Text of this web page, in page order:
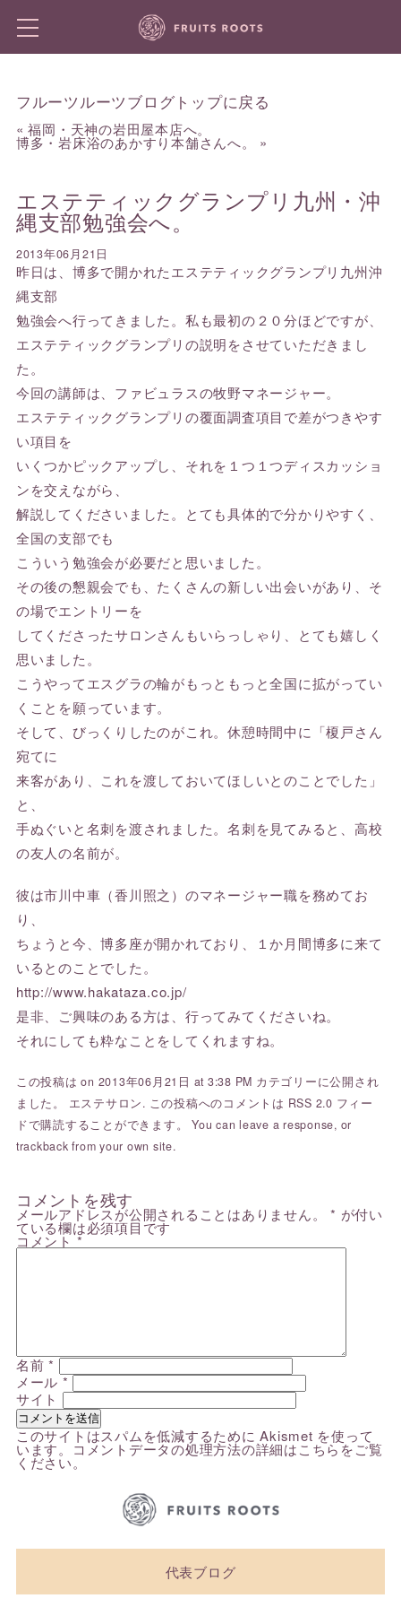
フルーツルーツブログトップに戻る
«福岡・天神の岩田屋本店へ。
博多・岩床浴のあかすり本舗さんへ。 »
エステティックグランプリ九州・沖
縄支部勉強会へ。
2013年06月21日
昨日は、博多で開かれたエステティックグランプリ九州沖
縄支部
勉強会へ行ってきました。私も最初の２０分ほどですが、
エステティックグランプリの説明をさせていただきまし
た。
今回の講師は、ファビュラスの牧野マネージャー。
エステティックグランプリの覆面調査項目で差がつきやす
い項目を
いくつかピックアップし、それを１つ１つディスカッショ
ンを交えながら、
解説してくださいました。とても具体的で分かりやすく、
全国の支部でも
こういう勉強会が必要だと思いました。
その後の懇親会でも、たくさんの新しい出会いがあり、そ
の場でエントリーを
してくださったサロンさんもいらっしゃり、とても嬉しく
思いました。
こうやってエスグラの輪がもっともっと全国に拡がってい
くことを願っています。
そして、びっくりしたのがこれ。休憩時間中に「榎戸さん
宛てに
来客があり、これを渡しておいてほしいとのことでした」
と、
手ぬぐいと名刺を渡されました。名刺を見てみると、高校
の友人の名前が。
彼は市川中車（香川照之）のマネージャー職を務めてお
り、
ちょうと今、博多座が開かれており、１か月間博多に来て
いるとのことでした。
http://www.hakataza.co.jp/
是非、ご興味のある方は、行ってみてくださいね。
それにしても粋なことをしてくれますね。
この投稿は on 2013年06月21日 at 3:38 PM カテゴリーに公開され
ました。 エステサロン. この投稿へのコメントは RSS 2.0 フィー
ドで購読することができます。 You canleave a response, or
trackback from your own site.
コメントを残す
メールアドレスが公開されることはありません。 * が付い
ている欄は必須項目です
コメント*
名前*
メール *
サイト
このサイトはスパムを低減するために Akismet を使って
います。 コメントデータの処理方法の詳細はこちらをご覧
ください。
代表ブログ